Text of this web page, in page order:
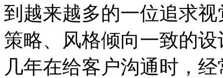
到越来越多的一位追求
策略、风格倾向一致的
几年在给客户沟通时，